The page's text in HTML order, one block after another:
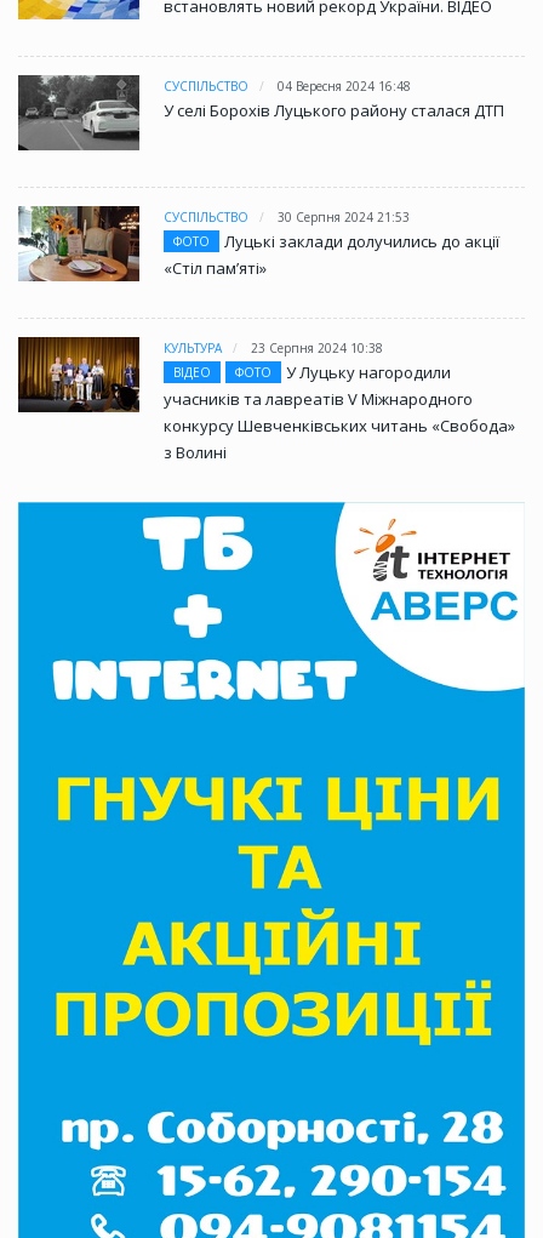
встановлять новий рекорд України. ВІДЕО
СУСПІЛЬСТВО 04 Вересня 2024 16:48
У селі Борохів Луцького району сталася ДТП
СУСПІЛЬСТВО
30 Серпня 2024 21:53
ФОТО
Луцькі заклади долучились до акції
«Стіл памʼяті»
КУЛЬТУРА
23 Серпня 2024 10:38
ВІДЕО
ФОТО
У Луцьку нагородили
учасників та лавреатів V Міжнародного
конкурсу Шевченківських читань «Свобода»
з Волині